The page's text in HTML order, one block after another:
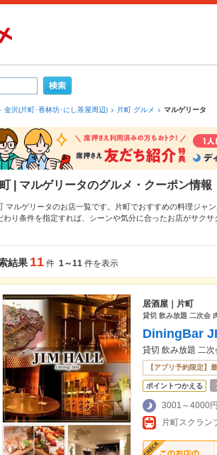
金沢(片町･香林坊･にし茶屋周辺) 片町 グルメ マルゲリータ
| マルゲリータのグルメ・クーポン情報
マルゲリータのお店一覧です。片町でおすすめの料理ジャ
わり条件を指定すれば、シーンや気分に合ったお店がサク
結果 11 件 1～11 件を表示
居酒屋｜片町
貸切 飲み放題 二次会
DiningBar
貸切 飲み放題 二
【アプリ予約限定】
ポイントつかえる
3001～4000円
片町スクラン